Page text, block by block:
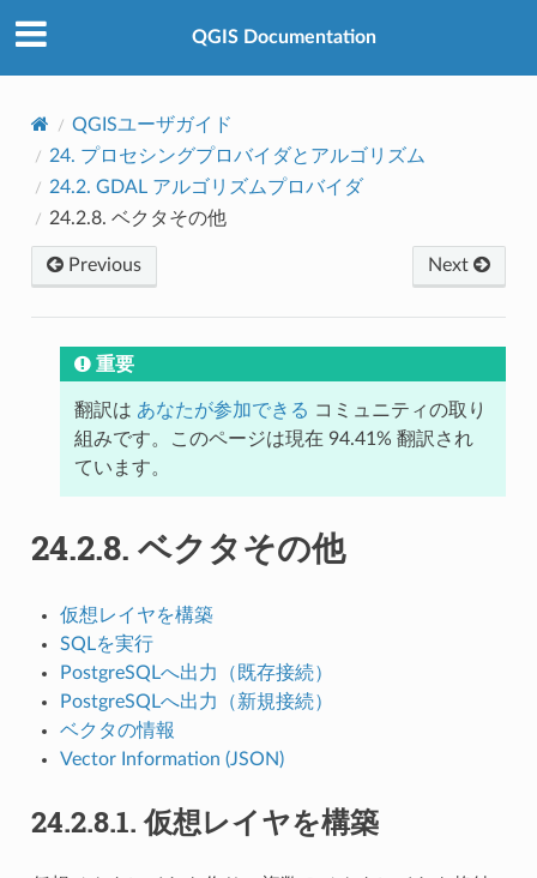
QGIS Documentation
QGISユーザガイド
24. プロセシングプロバイダとアルゴリズム
24.2. GDAL アルゴリズムプロバイダ
24.2.8. ベクタその他
Previous Next
重要
翻訳は あなたが参加できる コミュニティの取り
組みです。このページは現在 94.41% 翻訳され
ています。
24.2.8. ベクタその他
仮想レイヤを構築
SQLを実行
PostgreSQLへ出力（既存接続）
PostgreSQLへ出力（新規接続）
ベクタの情報
Vector Information (JSON)
24.2.8.1.仮想レイヤを構築